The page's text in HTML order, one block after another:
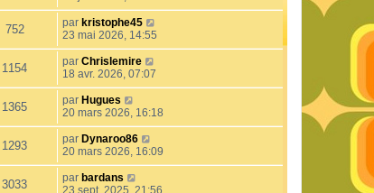
752 par kristophe45
23 mai 2026, 14:55
1154 par Chrislemire
18 avr. 2026, 07:07
1365 par Hugues
20 mars 2026, 16:18
1293 par Dynaroo86
20 mars 2026, 16:09
3033 par bardans